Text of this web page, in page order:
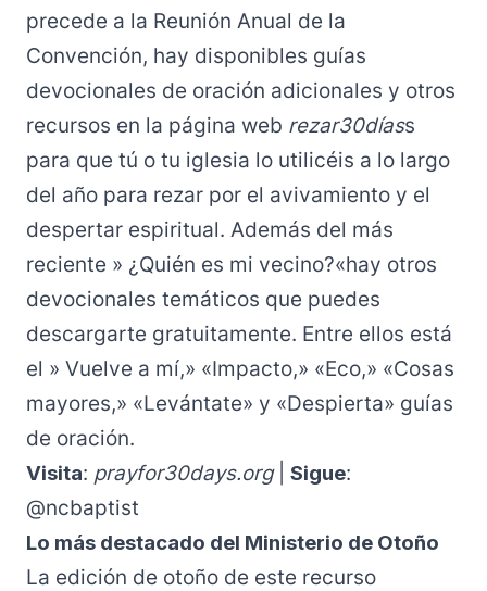
precede a la Reunión Anual de la
Convención, hay disponibles guías
devocionales de oración adicionales y otros
recursos en la página web rezar30díass
para que tú o tu iglesia lo utilicéis a lo largo
del año para rezar por el avivamiento y el
despertar espiritual. Además del más
reciente » ¿Quién es mi vecino?«hay otros
devocionales temáticos que puedes
descargarte gratuitamente. Entre ellos está
el » Vuelve a mí,» «Impacto,» «Eco,» «Cosas
mayores,» «Levántate» y «Despierta» guías
de oración.
Visita: prayfor30days.org Sigue:
@ncbaptist
Lo más destacado del Ministerio de Otoño
La edición de otoño de este recurso